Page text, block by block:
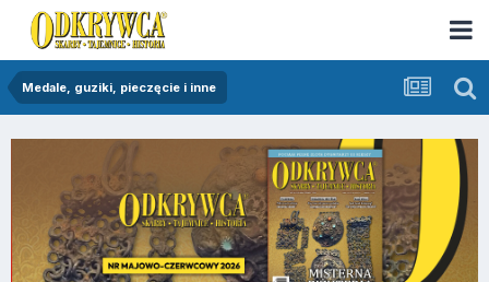
Medale, guziki, pieczęcie i inne